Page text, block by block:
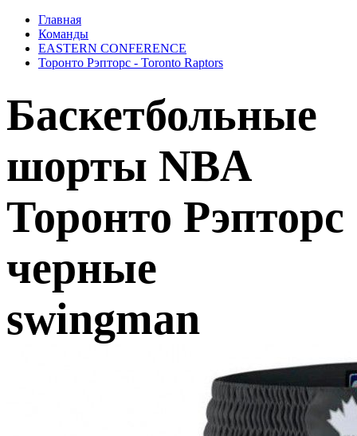
Главная
Команды
EASTERN CONFERENCE
Торонто Рэпторс - Toronto Raptors
Баскетбольные
шорты NBA
Торонто Рэпторс
черные
swingman